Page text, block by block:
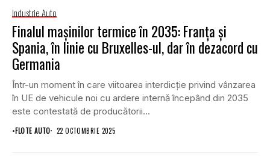
Industrie Auto
Finalul mașinilor termice în 2035: Franţa şi
Spania, în linie cu Bruxelles-ul, dar în dezacord cu
Germania
Într-un moment în care viitoarea interdicție privind vânzarea
în UE de vehicule noi cu ardere internă începând din 2035
este contestată de producătorii...
•FLOTE AUTO 22 OCTOMBRIE 2025